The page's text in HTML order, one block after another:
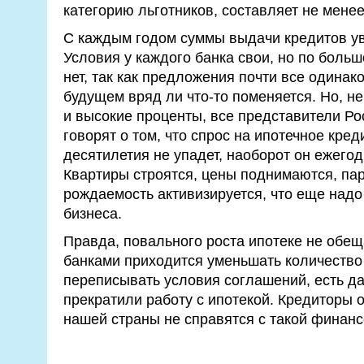
категорию льготников, составляет не
С каждым годом суммы выдачи кредитов
Условия у каждого банка свои, но по
нет, так как предложения почти все
будущем вряд ли что-то поменяется. Но,
и высокие проценты, все представители
говорят о том, что спрос на ипотечное
десятилетия не упадет, наоборот он
Квартиры строятся, цены поднимаются,
рождаемость активизируется, что еще
бизнеса.
Правда, повального роста ипотеке не
банками приходится уменьшать
переписывать условия соглашений, есть
прекратили работу с ипотекой. Кредиторы
нашей страны не справятся с такой